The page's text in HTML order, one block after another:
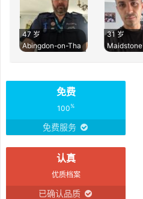
47 岁
Abingdon-on-Tha
31 岁
Maidstone
免费
100%
免费服务
认真
优质档案
已确认品质